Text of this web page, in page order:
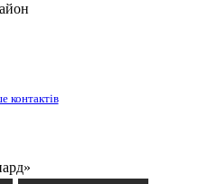
контактів